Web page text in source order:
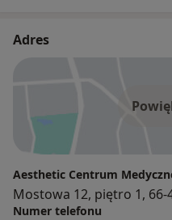
Adres
Aesthetic Centrum
Mostowa 12, piętro 1,
Numer telefonu